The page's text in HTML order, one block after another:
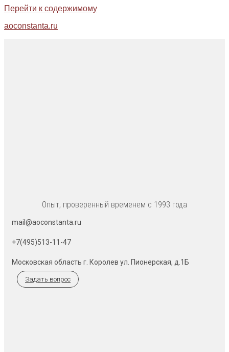
Перейти к содержимому
aoconstanta.ru
Опыт, проверенный временем с 1993 года
mail@aoconstanta.ru
+7(495)513-11-47
Московская область г. Королев ул. Пионерская, д.1Б
Задать вопрос